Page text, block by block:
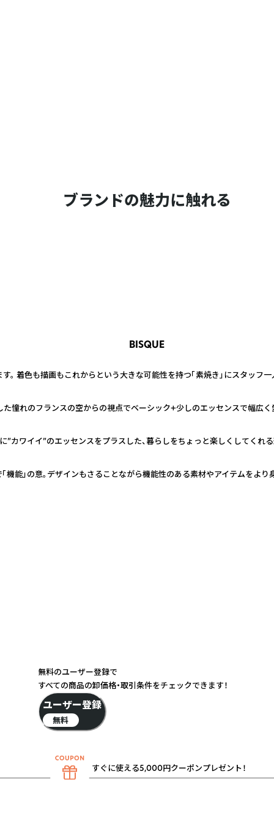
ブランドの魅力に触れる
BISQUE
す。 着色も描画もこれからという大きな可能性を持つ「素焼き」にスタッ
た憧れのフランスの空からの視点でベーシック+少しのエッセンスで幅広
”カワイイ”のエッセンスをプラスした、暮らしをちょっと楽しくしてくれ
機能」の意。デザインもさることながら機能性のある素材やアイテムをよ
無料のユーザー登録で
すべての商品の卸価格・取引条件をチェックできます！
ユーザー登録
無料
すぐに使える5,000円クーポンプレゼント！